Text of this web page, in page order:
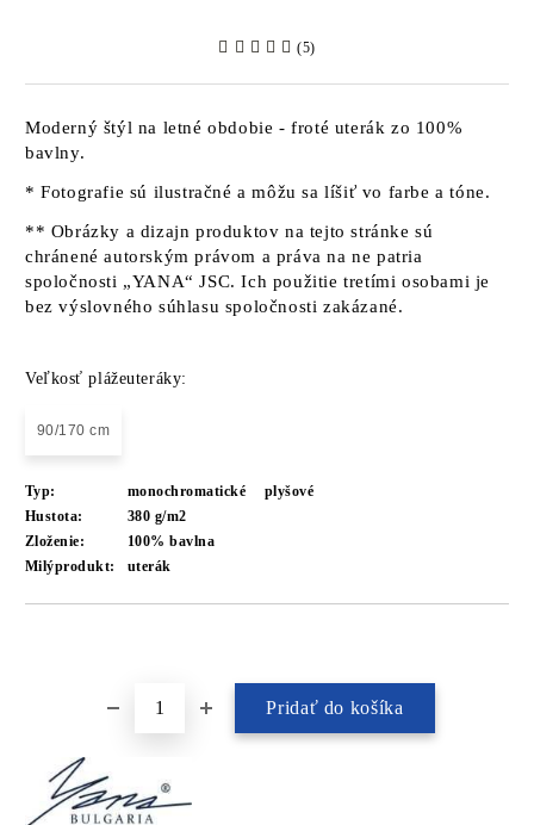
(5)
Moderný štýl na letné obdobie - froté uterák zo 100%
bavlny.
* Fotografie sú ilustračné a môžu sa líšiť vo farbe a tóne.
** Obrázky a dizajn produktov na tejto stránke sú
chránené autorským právom a práva na ne patria
spoločnosti „YANA“ JSC. Ich použitie tretími osobami je
bez výslovného súhlasu spoločnosti zakázané.
Veľkosť plážeuteráky:
90/170 cm
Typ: monochromatické
plyšové
Hustota:
380 g/m2
Zloženie:
100% bavlna
Milýprodukt:
uterák